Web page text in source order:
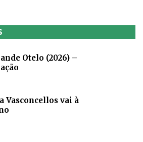
Otelo (2026) –
Vasconcellos vai à